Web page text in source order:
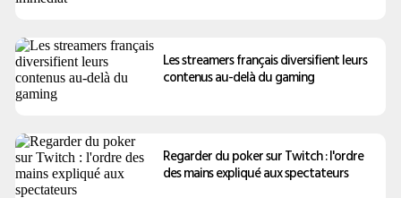
Les streamers français diversifient leurs
contenus au-delà du gaming
Regarder du poker sur Twitch : l'ordre
des mains expliqué aux spectateurs